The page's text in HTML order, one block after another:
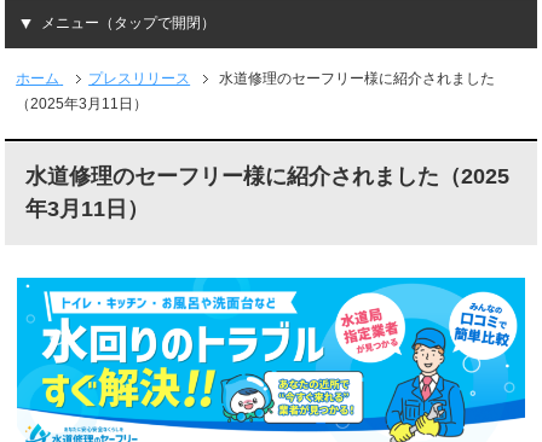
メニュー（タップで開閉）
ホーム プレスリリース
水道修理のセーフリー様に紹介されました
（2025年3月11日）
水道修理のセーフリー様に紹介されました（2025
年3月11日）